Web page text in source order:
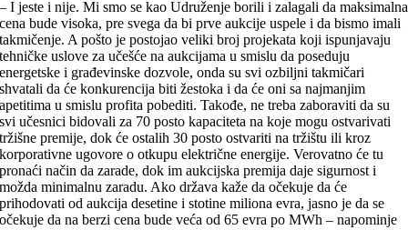
– I jeste i nije. Mi smo se kao Udruženje borili i zalagali da maksimalna
cena bude visoka, pre svega da bi prve aukcije uspele i da bismo imali
takmičenje. A pošto je postojao veliki broj projekata koji ispunjavaju
tehničke uslove za učešće na aukcijama u smislu da poseduju
energetske i građevinske dozvole, onda su svi ozbiljni takmičari
shvatali da će konkurencija biti žestoka i da će oni sa najmanjim
apetitima u smislu profita pobediti. Takođe, ne treba zaboraviti da su
svi učesnici bidovali za 70 posto kapaciteta na koje mogu ostvarivati
tržišne premije, dok će ostalih 30 posto ostvariti na tržištu ili kroz
korporativne ugovore o otkupu električne energije. Verovatno će tu
pronaći način da zarade, dok im aukcijska premija daje sigurnost i
možda minimalnu zaradu. Ako država kaže da očekuje da će
prihodovati od aukcija desetine i stotine miliona evra, jasno je da se
očekuje da na berzi cena bude veća od 65 evra po MWh – napominje